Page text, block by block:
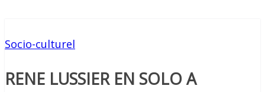
Socio-culturel
RENE LUSSIER EN SOLO A